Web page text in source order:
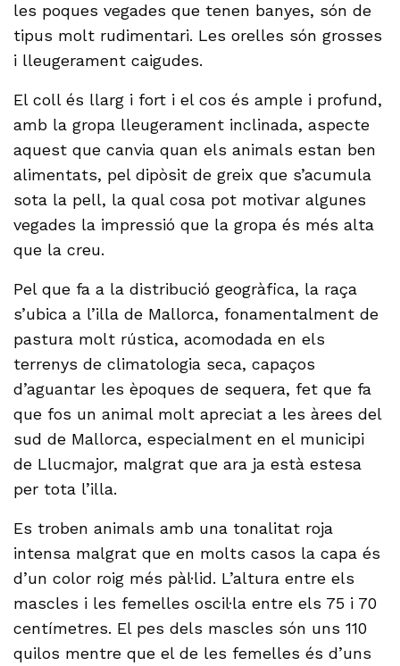
les poques vegades que tenen banyes, són de
tipus molt rudimentari. Les orelles són grosses
i lleugerament caigudes.
El coll és llarg i fort i el cos és ample i profund,
amb la gropa lleugerament inclinada, aspecte
aquest que canvia quan els animals estan ben
alimentats, pel dipòsit de greix que s’acumula
sota la pell, la qual cosa pot motivar algunes
vegades la impressió que la gropa és més alta
que la creu.
Pel que fa a la distribució geogràfica, la raça
s’ubica a l’illa de Mallorca, fonamentalment de
pastura molt rústica, acomodada en els
terrenys de climatologia seca, capaços
d’aguantar les èpoques de sequera, fet que fa
que fos un animal molt apreciat a les àrees del
sud de Mallorca, especialment en el municipi
de Llucmajor, malgrat que ara ja està estesa
per tota l’illa.
Es troben animals amb una tonalitat roja
intensa malgrat que en molts casos la capa és
d’un color roig més pàl·lid. L’altura entre els
mascles i les femelles oscil·la entre els 75 i 70
centímetres. El pes dels mascles són uns 110
quilos mentre que el de les femelles és d’uns